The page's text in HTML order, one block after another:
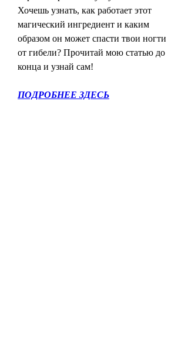
Хочешь узнать, как работает этот
магический ингредиент и каким
образом он может спасти твои ногти
от гибели? Прочитай мою статью до
конца и узнай сам!
ПОДРОБНЕЕ ЗДЕСЬ